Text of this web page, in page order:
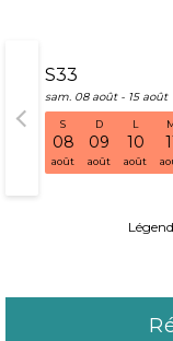
S33
sam. 08 août - 15 août
S
08
août
D
09
août
L
10
août